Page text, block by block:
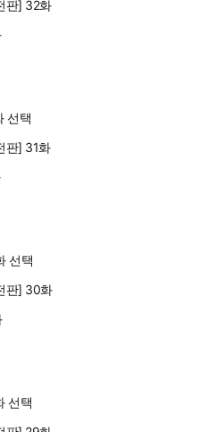
선택
선택
선택